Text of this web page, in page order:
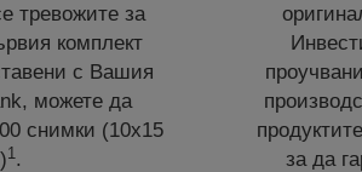
тревожите за
комплект
с Вашия
можете да
снимки (10x15
1 .
за да